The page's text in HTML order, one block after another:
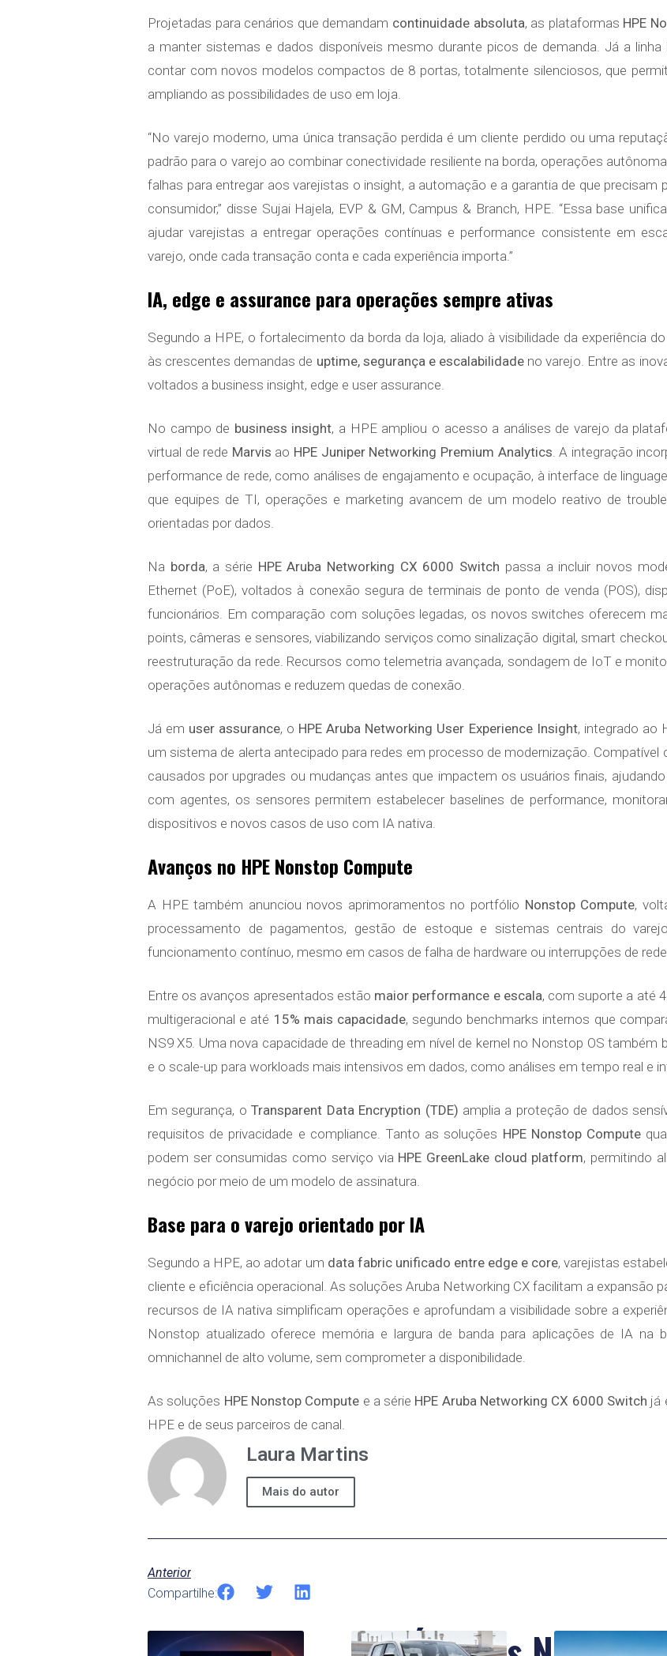
Projetadas para cenários que demandam continuidade absoluta, as plataformas HPE
a manter sistemas e dados disponíveis mesmo durante picos de demanda. Já a linha
contar com novos modelos compactos de 8 portas, totalmente silenciosos, que
ampliando as possibilidades de uso em loja.
“No varejo moderno, uma única transação perdida é um cliente perdido ou uma
padrão para o varejo ao combinar conectividade resiliente na borda, operações
falhas para entregar aos varejistas o insight, a automação e a garantia de que precisam
consumidor,” disse Sujai Hajela, EVP & GM, Campus & Branch, HPE. “Essa base
ajudar varejistas a entregar operações contínuas e performance consistente em
varejo, onde cada transação conta e cada experiência importa.”
IA, edge e assurance para operações sempre ativas
Segundo a HPE, o fortalecimento da borda da loja, aliado à visibilidade da experiência
às crescentes demandas de uptime, segurança e escalabilidadeno varejo. Entre as
voltados a business insight, edge e user assurance.
No campo de business insight, a HPE ampliou o acesso a análises de varejo da
virtual de rede Marvis ao HPE Juniper Networking Premium Analytics . A integração
performance de rede, como análises de engajamento e ocupação, à interface de
que equipes de TI, operações e marketing avancem de um modelo reativo de
orientadas por dados.
Na borda, a série HPE Aruba Networking CX 6000 Switch passa a incluir novos
Ethernet (PoE), voltados à conexão segura de terminais de ponto de venda (POS),
funcionários. Em comparação com soluções legadas, os novos switches oferecem
points, câmeras e sensores, viabilizando serviços como sinalização digital, smart
reestruturação da rede. Recursos como telemetria avançada, sondagem de IoT e
operações autônomas e reduzem quedas de conexão.
Já em user assurance, o HPE Aruba Networking User Experience Insight, integrado ao
um sistema de alerta antecipado para redes em processo de modernização. Compatível
causados por upgrades ou mudanças antes que impactem os usuários finais,
com agentes, os sensores permitem estabelecer baselines de performance,
dispositivos e novos casos de uso com IA nativa.
Avanços no HPE Nonstop Compute
A HPE também anunciou novos aprimoramentos no portfólio Nonstop Compute,
processamento de pagamentos, gestão de estoque e sistemas centrais do
funcionamento contínuo, mesmo em casos de falha de hardware ou interrupções de rede.
Entre os avanços apresentados estão maior performance e escala, com suporte a até
multigeracional e até 15% mais capacidade, segundo benchmarks internos que
NS9 X5. Uma nova capacidade de threading em nível de kernel no Nonstop OS também
e o scale-up para workloads mais intensivos em dados, como análises em tempo real e
Em segurança, oTransparent Data Encryption (TDE) amplia a proteção de dados
requisitos de privacidade e compliance. Tanto as soluções HPE Nonstop Compute
podem ser consumidas como serviço via HPE GreenLake cloud platform, permitindo
negócio por meio de um modelo de assinatura.
Base para o varejo orientado por IA
Segundo a HPE, ao adotar um data fabric unificado entre edge e core, varejistas
cliente e eficiência operacional. As soluções Aruba Networking CX facilitam a expansão
recursos de IA nativa simplificam operações e aprofundam a visibilidade sobre a
Nonstop atualizado oferece memória e largura de banda para aplicações de IA na
omnichannel de alto volume, sem comprometer a disponibilidade.
As soluções HPE Nonstop Compute e a série HPE Aruba Networking CX 6000 Switch já
HPE e de seus parceiros de canal.
Laura Martins
Mais do autor
Anterior
Compartilhe: